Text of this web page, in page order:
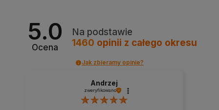
5.0
Ocena
Na podstawie
1460 opinii z całego okresu
Jak zbieramy opinie?
Andrzej
zweryfikowano